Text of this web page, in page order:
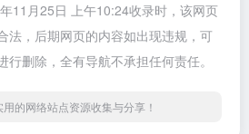
11月25日 上午10:24收录时，该网页
法，后期网页的内容如出现违规，可
行删除，全有导航不承担任何责任。
的网络站点资源收集与分享！